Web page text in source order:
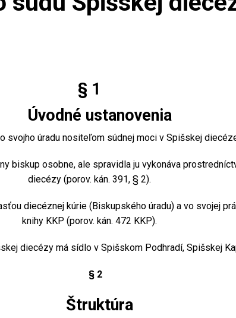
§ 1
Úvodné ustanovenia
úradu nositeľom súdnej moci v Spišskej
biskup osobne, ale spravidla ju vykonáva
diecézy (porov. kán. 391, § 2).
diecéznej kúrie (Biskupského úradu) a vo svojej
knihy KKP (porov. kán. 472 KKP).
diecézy má sídlo v Spišskom Podhradí, Spišskej
§ 2
Štruktúra